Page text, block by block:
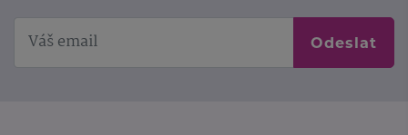
Odeslat